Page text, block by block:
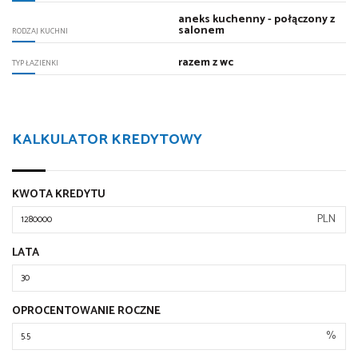
RODZAJ KUCHNI
aneks kuchenny - połączony z
salonem
TYP ŁAZIENKI razem z wc
KALKULATOR KREDYTOWY
KWOTA KREDYTU
PLN
LATA
OPROCENTOWANIE ROCZNE
%